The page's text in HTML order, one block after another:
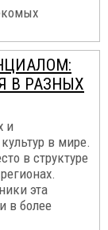
В РАЗНЫХ
и
в мире.
в структуре
эта
в более